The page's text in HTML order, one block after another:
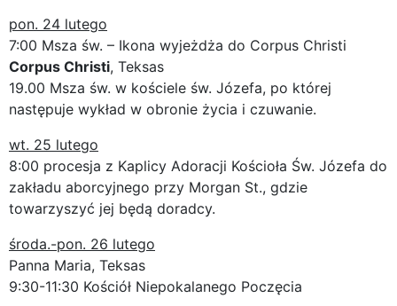
pon. 24 lutego
7:00 Msza św. – Ikona wyjeżdża do Corpus Christi
Corpus Christi, Teksas
19.00 Msza św. w kościele św. Józefa, po której
następuje wykład w obronie życia i czuwanie.
wt. 25 lutego
8:00 procesja z Kaplicy Adoracji Kościoła Św. Józefa do
zakładu aborcyjnego przy Morgan St., gdzie
towarzyszyć jej będą doradcy.
środa.-pon. 26 lutego
Panna Maria, Teksas
9:30-11:30 Kościół Niepokalanego Poczęcia